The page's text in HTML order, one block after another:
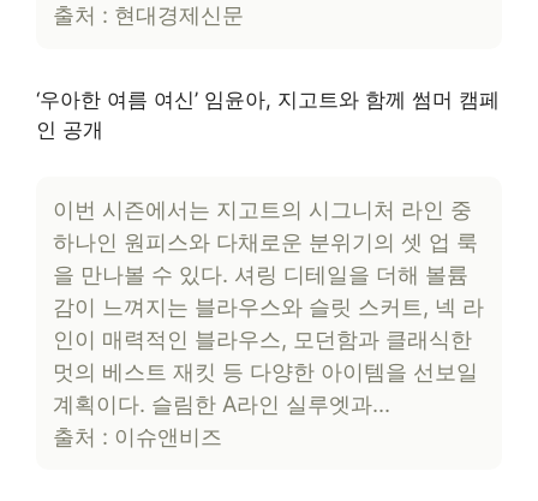
출처 : 현대경제신문
‘우아한 여름 여신’ 임윤아, 지고트와 함께 썸머 캠페
인 공개
이번 시즌에서는 지고트의 시그니처 라인 중
하나인 원피스와 다채로운 분위기의 셋 업 룩
을 만나볼 수 있다. 셔링 디테일을 더해 볼륨
감이 느껴지는 블라우스와 슬릿 스커트, 넥 라
인이 매력적인 블라우스, 모던함과 클래식한
멋의 베스트 재킷 등 다양한 아이템을 선보일
계획이다. 슬림한 A라인 실루엣과…
출처 : 이슈앤비즈